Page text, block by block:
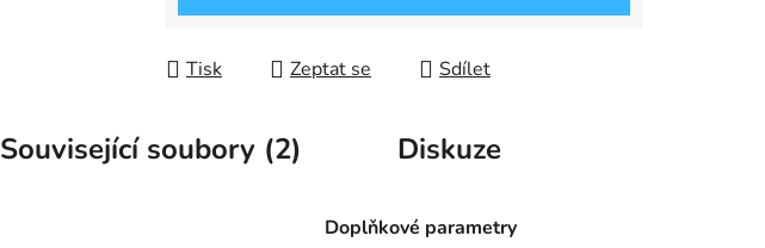
Tisk Zeptat se Sdílet
Související soubory (2) Diskuze
Doplňkové parametry